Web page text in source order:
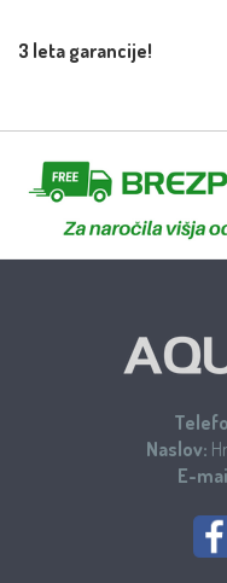
3 leta garancije!
Naslov:
E-